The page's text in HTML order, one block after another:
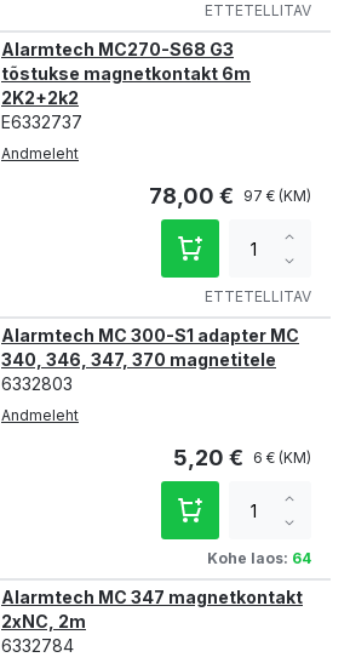
ETTETELLITAV
Alarmtech MC270-S68 G3
tõstukse magnetkontakt 6m
2K2+2k2
E6332737
Andmeleht
78,00 € 97 €
ETTETELLITAV
qty
Alarmtech MC 300-S1 adapter MC
340, 346, 347, 370 magnetitele
6332803
Andmeleht
5,20 € 6 €
Kohe laos: 64
qty
Alarmtech MC 347 magnetkontakt
2xNC, 2m
6332784